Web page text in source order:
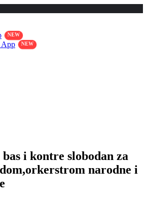
App
i kontre slobodan za
narodne i